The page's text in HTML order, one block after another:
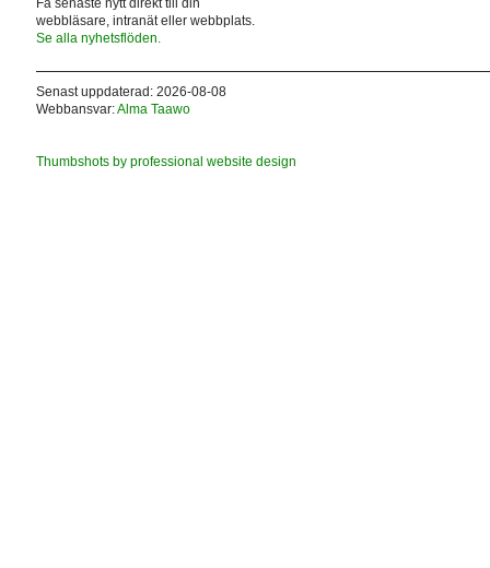
webbläsare, intranät eller webbplats.
Se alla nyhetsflöden.
Senast uppdaterad: 2026-08-08
Webbansvar:Alma Taawo
Thumbshots by professional website design